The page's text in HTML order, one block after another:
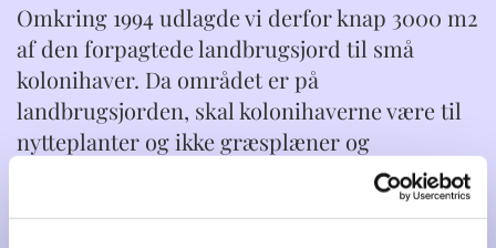
Omkring 1994 udlagde vi derfor knap 3000 m2
af den forpagtede landbrugsjord til små
kolonihaver. Da området er på
landbrugsjorden, skal kolonihaverne være til
nytteplanter og ikke græsplæner og
prydhaver. Derudover skal al dyrkning være
økologisk, da AiH’s landbrug er økologisk. Nu,